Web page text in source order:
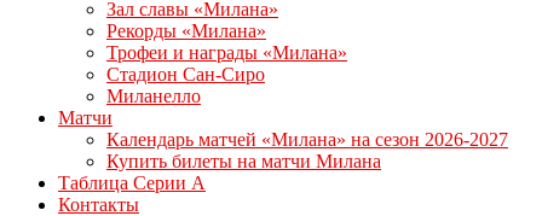
Зал славы «Милана»
Рекорды «Милана»
Трофеи и награды «Милана»
Стадион Сан-Сиро
Миланелло
Матчи
Календарь матчей «Милана» на сезон 2026-2027
Купить билеты на матчи Милана
Таблица Серии А
Контакты